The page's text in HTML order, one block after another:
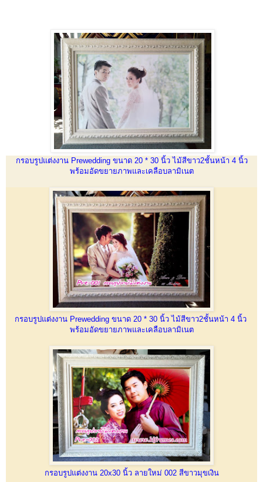
กรอบรูปแต่งงาน Prewedding ขนาด 20 * 30 นิ้ว ไม้สีขาว2ชั้นหน้า 4 นิ้ว
พร้อมอัดขยายภาพและเคลือบลามิเนต
กรอบรูปแต่งงาน Prewedding ขนาด 20 * 30 นิ้ว ไม้สีขาว2ชั้นหน้า 4 นิ้ว
พร้อมอัดขยายภาพและเคลือบลามิเนต
กรอบรูปแต่งงาน 20x30 นิ้ว ลายใหม่ 002 สีขาวมุขเงิน